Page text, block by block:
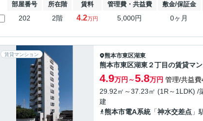
部屋番号 所在階 賃料 管理費・共益費 敷金/保証金
202 2階 4.2万円 5,000円 0ヶ月
賃貸マンション 熊本市東区湖東
熊本市東区湖東２丁目の賃貸マ
4.9万円～5.8万円 管理/共益費
29.92㎡～37.23㎡ (1R～1LDK) /
建
熊本市電A系統「神水交差点 」